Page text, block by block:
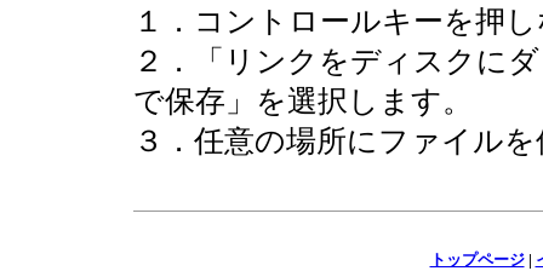
１．コントロールキーを押
２．「リンクをディスクに
で保存」を選択します。
３．任意の場所にファイル
トップページ|